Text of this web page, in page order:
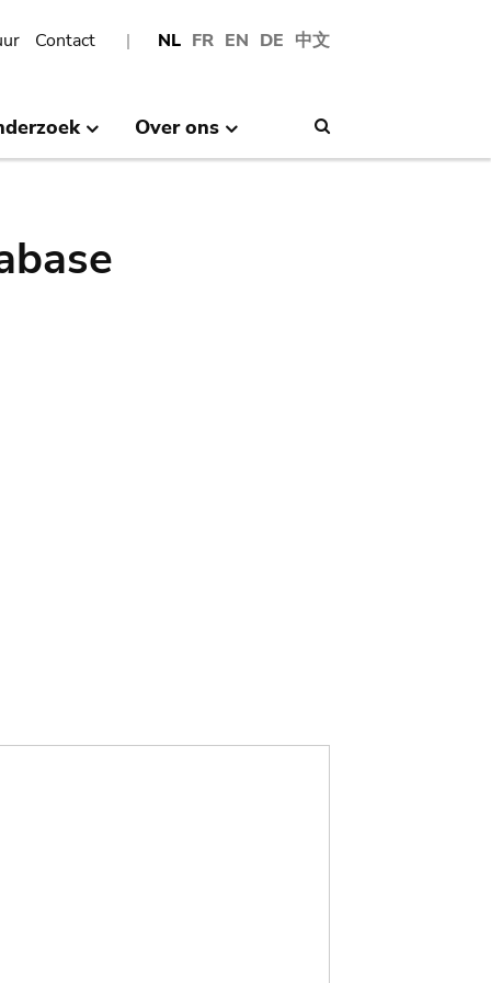
NL FR EN DE 中文
Contact
Over ons